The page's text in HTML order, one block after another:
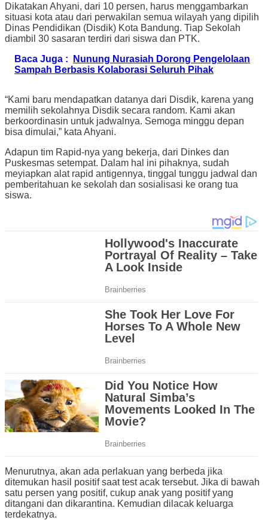
Dikatakan Ahyani, dari 10 persen, harus menggambarkan
situasi kota atau dari perwakilan semua wilayah yang dipilih
Dinas Pendidikan (Disdik) Kota Bandung. Tiap Sekolah
diambil 30 sasaran terdiri dari siswa dan PTK.
Baca Juga :
Nunung Nurasiah Dorong Pengelolaan
Sampah Berbasis Kolaborasi Seluruh Pihak
“Kami baru mendapatkan datanya dari Disdik, karena yang
memilih sekolahnya Disdik secara random. Kami akan
berkoordinasin untuk jadwalnya. Semoga minggu depan
bisa dimulai,” kata Ahyani.
Adapun tim Rapid-nya yang bekerja, dari Dinkes dan
Puskesmas setempat. Dalam hal ini pihaknya, sudah
meyiapkan alat rapid antigennya, tinggal tunggu jadwal dan
pemberitahuan ke sekolah dan sosialisasi ke orang tua
siswa.
Menurutnya, akan ada perlakuan yang berbeda jika
ditemukan hasil positif saat test acak tersebut. Jika di bawah
satu persen yang positif, cukup anak yang positif yang
ditangani dan dikarantina. Kemudian dilacak keluarga
terdekatnya.